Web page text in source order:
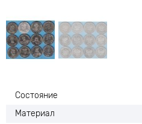
Состояние
Материал